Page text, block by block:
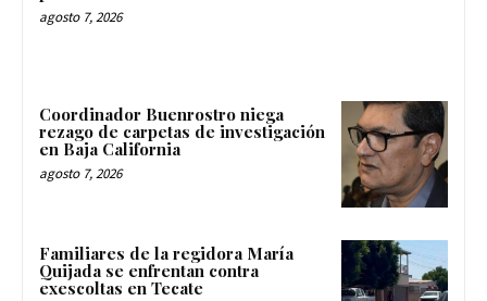
agosto 7, 2026
Coordinador Buenrostro niega
rezago de carpetas de investigación
en Baja California
agosto 7, 2026
Familiares de la regidora María
Quijada se enfrentan contra
exescoltas en Tecate